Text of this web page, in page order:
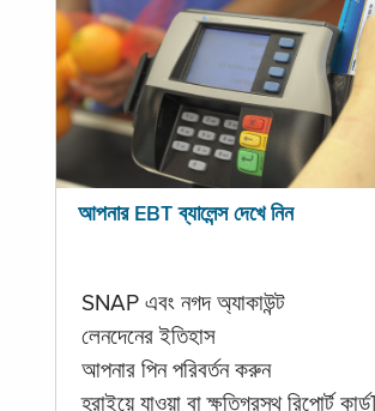
আপনার EBT ব্যালেন্স দেখে নিন
SNAP এবং নগদ অ্যাকাউন্ট
লেনদেনের ইতিহাস
আপনার পিন পরিবর্তন করুন
হ্রাইয়ে যাওয়া বা ক্ষতিগ্রস্থ রিপোর্ট কার্ড]